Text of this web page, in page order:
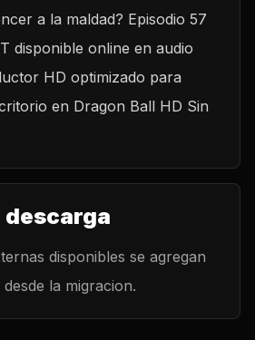
a la maldad? Episodio 57
disponible online en audio
HD optimizado para
en Dragon Ball HD Sin
descarga
disponibles se agregan
la migracion.